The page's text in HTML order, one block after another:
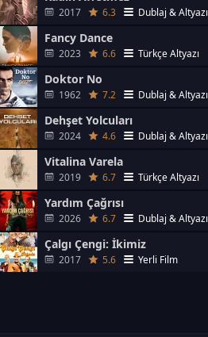
2017 6.3 Dublaj & Altyazı
Fancy Dance
2023 6.6 Türkçe Altyazı
Doktor No
1962 7.2 Dublaj & Altyazı
Dehşet Yolcuları
2024 4.6 Dublaj & Altyazı
Vitalina Varela
2019 6.7 Türkçe Altyazı
Yardım Çağrısı
2026 6.7 Dublaj & Altyazı
Çalgı Çengi: İkimiz
2017 5.6 Yerli Film